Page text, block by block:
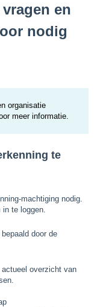
en
nodig
organisatie
meer informatie.
te
machtiging nodig.
te loggen.
door de
actueel overzicht van